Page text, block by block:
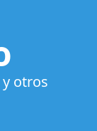
otros